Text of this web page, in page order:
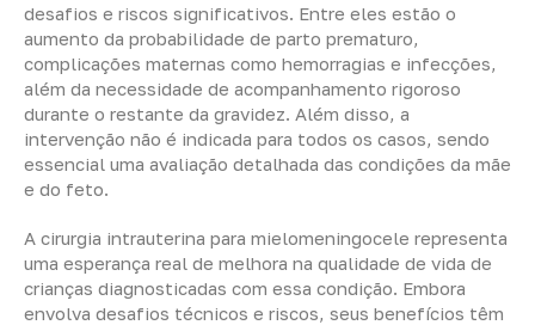
desafios e riscos significativos. Entre eles estão o
aumento da probabilidade de parto prematuro,
complicações maternas como hemorragias e infecções,
além da necessidade de acompanhamento rigoroso
durante o restante da gravidez. Além disso, a
intervenção não é indicada para todos os casos, sendo
essencial uma avaliação detalhada das condições da mãe
e do feto.
A cirurgia intrauterina para mielomeningocele representa
uma esperança real de melhora na qualidade de vida de
crianças diagnosticadas com essa condição. Embora
envolva desafios técnicos e riscos, seus benefícios têm